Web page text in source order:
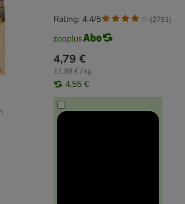
4,79 €
11,98 € / kg
4,55 €
Rating: 4.4/5 (2791)